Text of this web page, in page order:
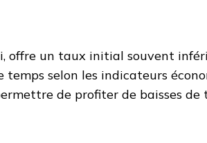
offre un taux initial souvent
temps selon les indicateurs
de profiter de baisses de